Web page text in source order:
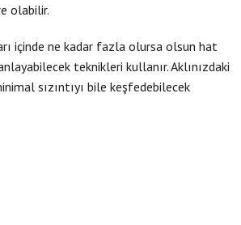
olabilir.
içinde ne kadar fazla olursa olsun hat
teknikleri kullanır. Aklınızdaki
sızıntıyı bile keşfedebilecek